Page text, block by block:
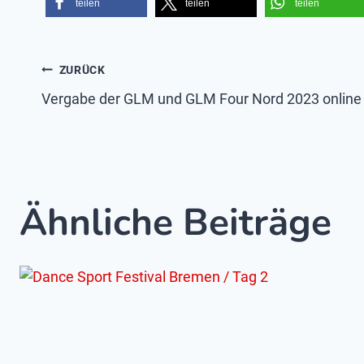
teilen teilen teilen
Beitragsnavigation
ZURÜCK
Vergabe der GLM und GLM Four Nord 2023 online
Ähnliche Beiträge